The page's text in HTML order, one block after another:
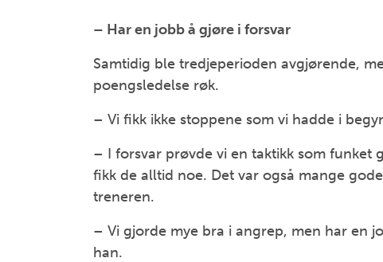
– Har en jobb å gjøre i forsvar
Samtidig ble tredjeperioden avgjørende,
poengsledelse røk.
– Vi fikk ikke stoppene som vi hadde i
– I forsvar prøvde vi en taktikk som funket
fikk de alltid noe. Det var også mange
treneren.
– Vi gjorde mye bra i angrep, men har en
han.